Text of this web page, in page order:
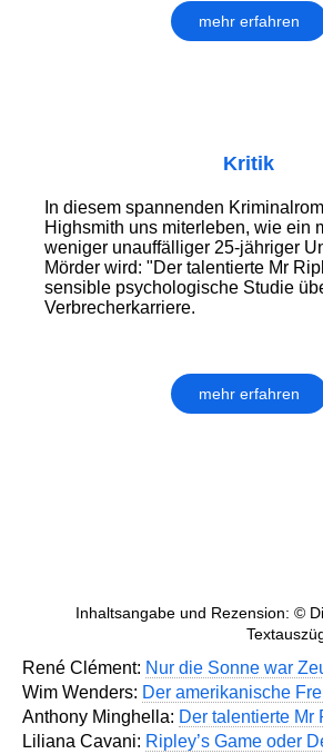
mehr erfahren
Kritik
In diesem spannenden
Highsmith uns miterleben, wie ein
weniger unauffälliger 25-jähriger
Mörder wird: "Der talentierte Mr
sensible psychologische Studie
Verbrecherkarriere.
mehr erfahren
Inhaltsangabe und Rezension: ©
René Clément: Nur die Sonne war
Wim Wenders: Der amerikanische
Anthony Minghella: Der talentierte Mr
Liliana Cavani: Ripley’s Game oder